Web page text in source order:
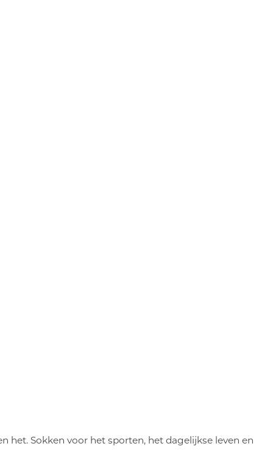
het. Sokken voor het sporten, het dagelijkse leven en